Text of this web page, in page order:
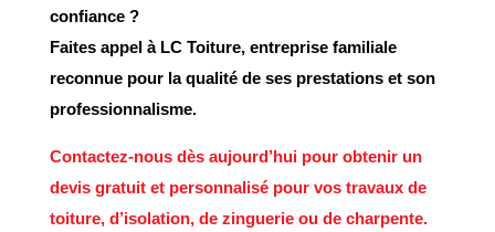
confiance ?
Faites appel à LC Toiture, entreprise familiale
reconnue pour la qualité de ses prestations et son
professionnalisme.
Contactez-nous dès aujourd’huipour obtenir un
devis gratuitet personnalisé pour vos travaux de
toiture, d’isolation, de zinguerie ou de charpente.